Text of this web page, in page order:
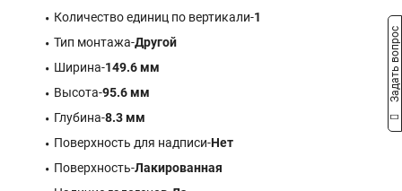
Количество единиц по вертикали-1
Тип монтажа-Другой
Ширина-149.6 мм
Высота-95.6 мм
Глубина-8.3 мм
Поверхность для надписи-Нет
Поверхность-Лакированная
Задать вопрос